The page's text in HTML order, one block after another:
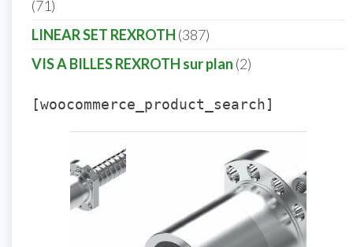
71
LINEAR SET REXROTH 387
VIS A BILLES REXROTH sur plan 2
[woocommerce_product_search]